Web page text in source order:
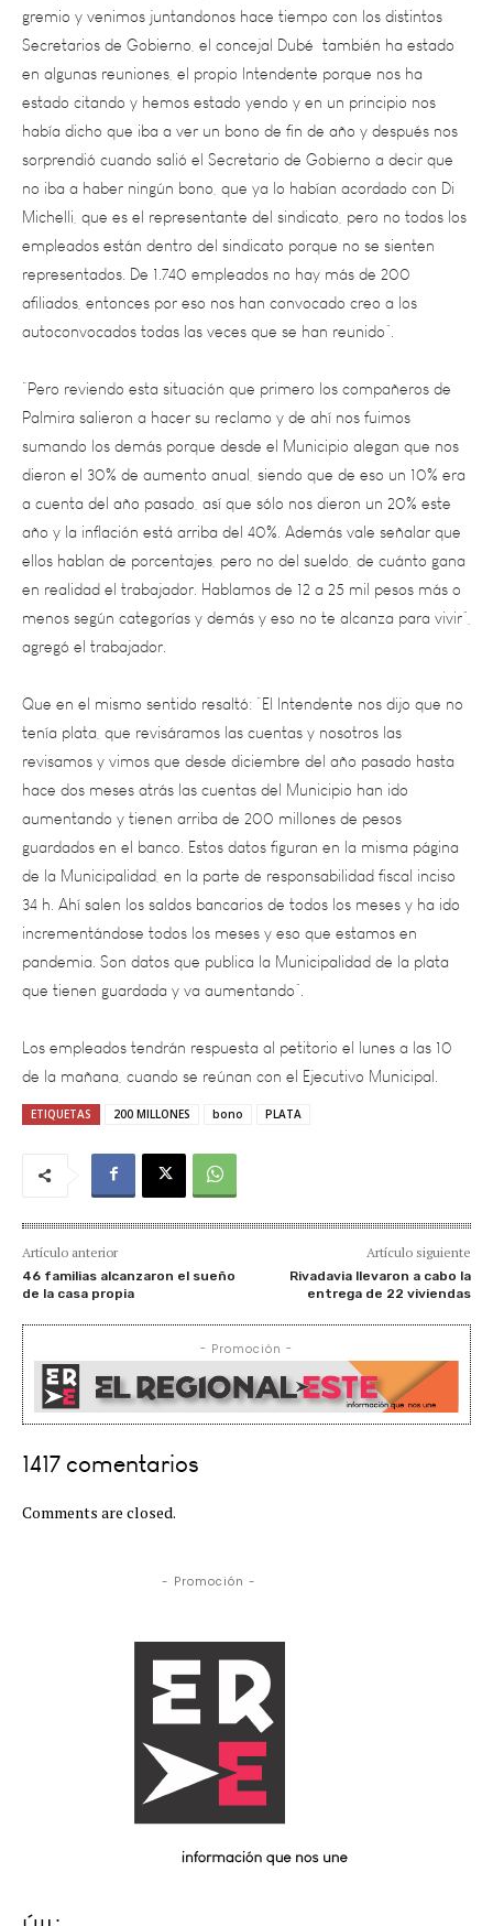
en algunas reuniones, el propio Intendente porque nos ha
estado citando y hemos estado yendo y en un principio nos
había dicho que iba a ver un bono de fin de año y después nos
sorprendió cuando salió el Secretario de Gobierno a decir que
no iba a haber ningún bono, que ya lo habían acordado con Di
Michelli, que es el representante del sindicato, pero no todos los
empleados están dentro del sindicato porque no se sienten
representados. De 1.740 empleados no hay más de 200
afiliados, entonces por eso nos han convocado creo a los
autoconvocados todas las veces que se han reunido”.
“Pero reviendo esta situación que primero los compañeros de
Palmira salieron a hacer su reclamo y de ahí nos fuimos
sumando los demás porque desde el Municipio alegan que nos
dieron el 30% de aumento anual, siendo que de eso un 10% era
a cuenta del año pasado, así que sólo nos dieron un 20% este
año y la inflación está arriba del 40%. Además vale señalar que
ellos hablan de porcentajes, pero no del sueldo, de cuánto gana
en realidad el trabajador. Hablamos de 12 a 25 mil pesos más o
menos según categorías y demás y eso no te alcanza para vivir”,
agregó el trabajador.
Que en el mismo sentido resaltó: “El Intendente nos dijo que no
tenía plata, que revisáramos las cuentas y nosotros las
revisamos y vimos que desde diciembre del año pasado hasta
hace dos meses atrás las cuentas del Municipio han ido
aumentando y tienen arriba de 200 millones de pesos
guardados en el banco. Estos datos figuran en la misma página
de la Municipalidad, en la parte de responsabilidad fiscal inciso
34 h. Ahí salen los saldos bancarios de todos los meses y ha ido
incrementándose todos los meses y eso que estamos en
pandemia. Son datos que publica la Municipalidad de la plata
que tienen guardada y va aumentando”.
Los empleados tendrán respuesta al petitorio el lunes a las 10
de la mañana, cuando se reúnan con el Ejecutivo Municipal.
ETIQUETAS 200 MILLONES bono PLATA
Artículo anterior
46 familias alcanzaron el sueño
de la casa propia
Artículo siguiente
Rivadavia llevaron a cabo la
entrega de 22 viviendas
- Promoción -
1417 comentarios
Comments are closed.
- Promoción -